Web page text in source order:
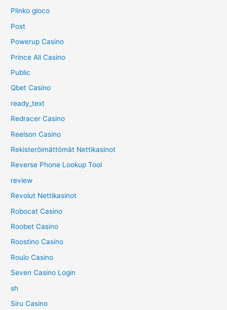
Plinko gioco
Post
Powerup Casino
Prince Ali Casino
Public
Qbet Casino
ready_text
Redracer Casino
Reelson Casino
Rekisteröimättömät Nettikasinot
Reverse Phone Lookup Tool
review
Revolut Nettikasinot
Robocat Casino
Roobet Casino
Roostino Casino
Roulo Casino
Seven Casino Login
sh
Siru Casino